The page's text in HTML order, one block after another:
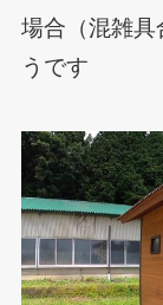
場合（混雑具
うです